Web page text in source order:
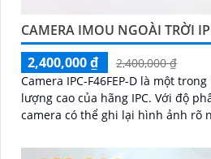
CAMERA IMOU NGOÀI TRỜI
2,400,000 ₫
2,400,000 ₫
Camera IPC-F46FEP-D là một
lượng cao của hãng IPC. Với độ phân giải Full HD 1080P,
camera có thể ghi lại hình ảnh rõ